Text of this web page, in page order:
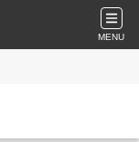
MENU